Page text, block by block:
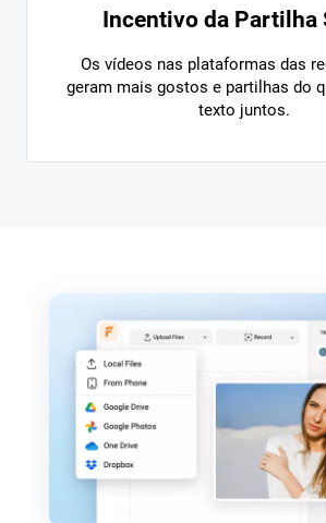
Incentivo da Partilha
Os vídeos nas plataformas das
geram mais gostos e partilhas do
texto juntos.